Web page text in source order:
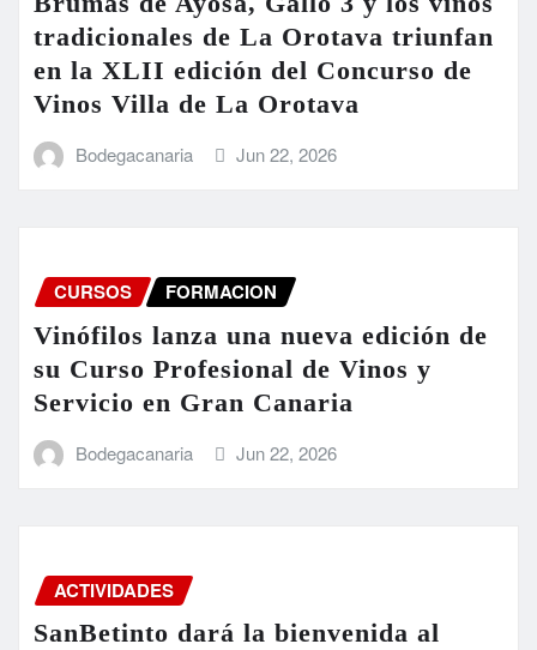
tradicionales de La Orotava triunfan
en la XLII edición del Concurso de
Vinos Villa de La Orotava
Bodegacanaria Jun 22, 2026
CURSOS FORMACION
Vinófilos lanza una nueva edición de
su Curso Profesional de Vinos y
Servicio en Gran Canaria
Bodegacanaria Jun 22, 2026
ACTIVIDADES
SanBetinto dará la bienvenida al